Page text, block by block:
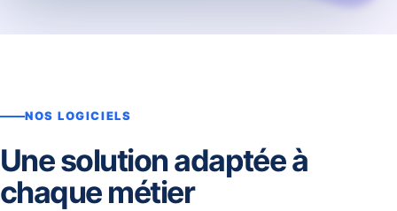
NOS LOGICIELS
Une solution adaptée à
chaque métier